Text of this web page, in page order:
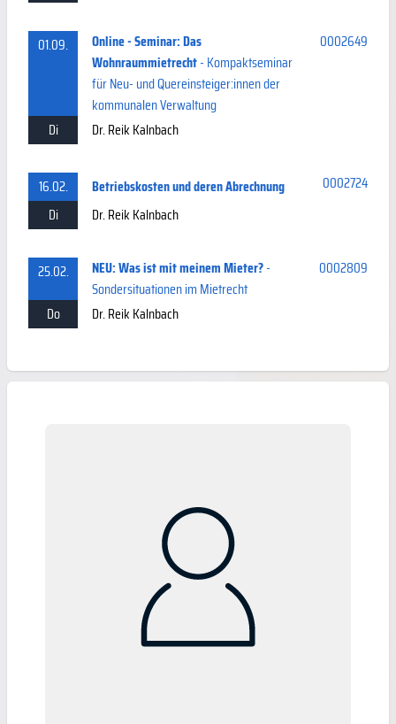
01.09.
Online - Seminar: Das
Wohnraummietrecht- Kompaktseminar
für Neu- und Quereinsteiger:innen der
kommunalen Verwaltung
0002649
Di Dr. Reik Kalnbach
16.02. Betriebskosten und deren Abrechnung
0002724
Di
Dr. Reik Kalnbach
25.02. NEU: Was ist mit meinem Mieter?-
Sondersituationen im Mietrecht
0002809
Do Dr. Reik Kalnbach